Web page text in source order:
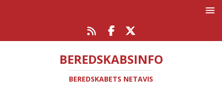
BEREDSKABSINFO
BEREDSKABETS NETAVIS